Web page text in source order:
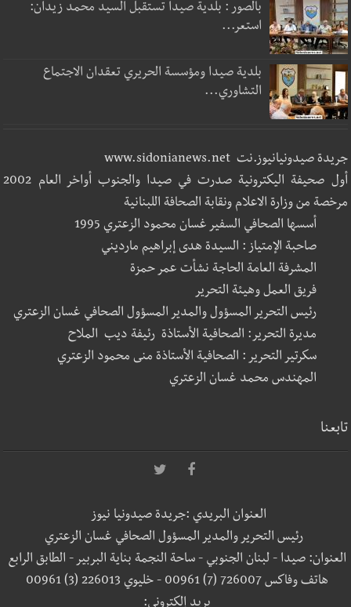
بالصور : بلدية صيدا تستقبل السيد محمد زيدان:
استعر...
بلدية صيدا ومؤسسة الحريري تعقدان الاجتماع
التشاوري...
جريدة صيدونيانيوز.نت www.sidonianews.net
أول صحيفة اليكترونية صدرت في صيدا والجنوب أواخر العام 2002
مرخصة من وزارة الاعلام ونقابة الصحافة اللبنانية
أسسها الصحافي السفير غسان محمود الزعتري 1995
صاحبة الإمتياز : السيدة هدى إبراهيم مارديني
المشرفة العامة الحاجة نشأت عمر حمزة
فريق العمل وهيئة التحرير
رئيس التحرير المسؤول والمدير المسؤول الصحافي غسان الزعتري
مديرة التحرير: الصحافية الأستاذة رئيفة ديب الملاح
سكرتير التحرير : الصحافية الأستاذة منى محمود الزعتري
المهندس محمد غسان الزعتري
تابعنا
العنوان البريدي :جريدة صيدونيا نيوز
رئيس التحرير والمدير المسؤول الصحافي غسان الزعتري
العنوان: صيدا - لبنان الجنوبي - ساحة النجمة بناية البربير - الطابق الرابع
هاتف وفاكس 726007 (7) 00961 - خليوي 226013 (3) 00961